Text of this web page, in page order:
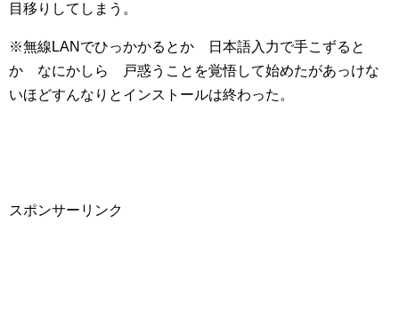
目移りしてしまう。
※無線LANでひっかかるとか 日本語入力で手こずると
か なにかしら 戸惑うことを覚悟して始めたがあっけな
いほどすんなりとインストールは終わった。
スポンサーリンク